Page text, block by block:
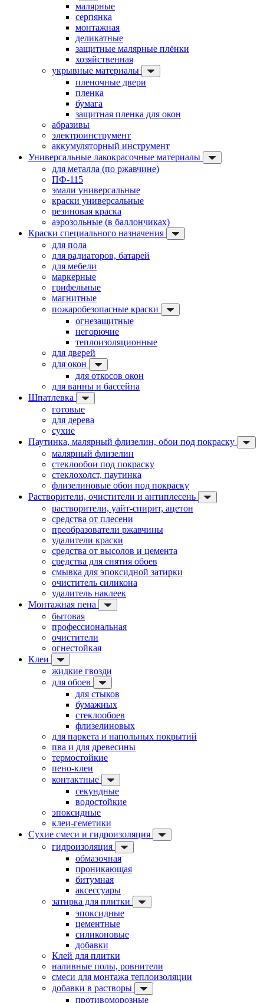
малярные
серпянка
монтажная
деликатные
защитные малярные плёнки
хозяйственная
укрывные материалы
пленочные двери
пленка
бумага
защитная пленка для окон
абразивы
электроинструмент
аккумуляторный инструмент
Универсальные лакокрасочные материалы
для металла (по ржавчине)
ПФ-115
эмали универсальные
краски универсальные
резиновая краска
аэрозольные (в баллончиках)
Краски специального назначения
для пола
для радиаторов, батарей
для мебели
маркерные
грифельные
магнитные
пожаробезопасные краски
огнезащитные
негорючие
теплоизоляционные
для дверей
для окон
для откосов окон
для ванны и бассейна
Шпатлевка
готовые
для дерева
сухие
Паутинка, малярный флизелин, обои под покраску
малярный флизелин
стеклообои под покраску
стеклохолст, паутинка
флизелиновые обои под покраску
Растворители, очистители и антиплесень
растворители, уайт-спирит, ацетон
средства от плесени
преобразователи ржавчины
удалители краски
средства от высолов и цемента
средства для снятия обоев
смывка для эпоксидной затирки
очиститель силикона
удалитель наклеек
Монтажная пена
бытовая
профессиональная
очистители
огнестойкая
Клеи
жидкие гвозди
для обоев
для стыков
бумажных
стеклообоев
флизелиновых
для паркета и напольных покрытий
пва и для древесины
термостойкие
пено-клеи
контактные
секундные
водостойкие
эпоксидные
клеи-геметики
Сухие смеси и гидроизоляция
гидроизоляция
обмазочная
проникающая
битумная
аксессуары
затирка для плитки
эпоксидные
цементные
силиконовые
добавки
Клей для плитки
наливные полы, ровнители
смеси для монтажа теплоизоляции
добавки в растворы
противоморозные